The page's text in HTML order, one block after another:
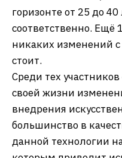
горизонте от 25 до
соответственно. Ещё
никаких изменений
стоит.
Среди тех
своей жизни
внедрения
большинство в
данной технологии